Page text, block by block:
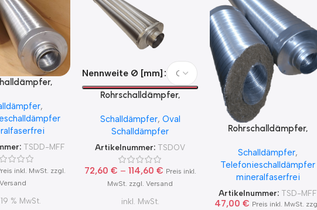
50mm
1000mm
,
TSDD-MFF
inkl. MwSt. zzgl.
Versand
% MwSt.
Nennweite Ø [mm]
Rohrschalldämpfer,
oval , 25mm
Packungsstärke, 1000mm
lang
Schalldämpfer, Oval
Schalldämpfer
Artikelnummer: TSDOV
72,60 € – 114,60 € Preis inkl.
MwSt. zzgl. Versand
inkl. MwSt.
Rohrschalldämpfer,
50mm, 100mm
Packungsstärke, 1000mm
lang, Mineralfaserfrei
Schalldämpfer,
Telefonieschalldämpfer
mineralfaserfrei
Artikelnummer: TSD-MFF
47,00€ Preis inkl. MwSt.